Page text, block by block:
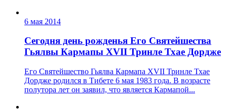
6 мая 2014
Сегодня день рожденья Его Святейшества
Гьялвы Кармапы XVII Тринле Тхае Дордже
Его Святейшество Гьялва Кармапа XVII Тринле Тхае
Дордже родился в Тибете 6 мая 1983 года. В возрасте
полутора лет он заявил, что является Кармапой...